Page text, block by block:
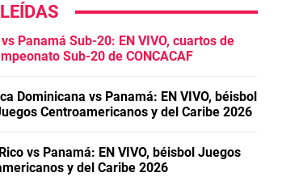
Panamá Sub-20: EN VIVO, cuartos de
Sub-20 de CONCACAF
Dominicana vs Panamá: EN VIVO, béisbol
Centroamericanos y del Caribe 2026
vs Panamá: EN VIVO, béisbol Juegos
y del Caribe 2026